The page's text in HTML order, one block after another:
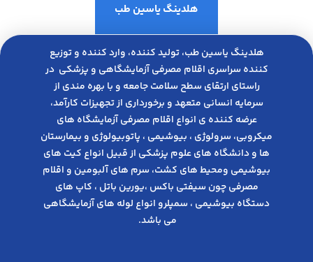
هلدینگ یاسین طب
هلدینگ یاسین طب، تولید کننده، وارد کننده و توزیع
کننده سراسری اقلام مصرفی آزمایشگاهی و پزشکی در
راﺳﺘﺎی ارﺗﻘﺎی ﺳﻄﺢ ﺳﻼﻣﺖ ﺟﺎﻣﻌﻪ و ﺑﺎ ﺑﻬﺮه ﻣﻨﺪی از
ﺳﺮﻣﺎﯾﻪ انسانی متعهد و ﺑﺮﺧﻮرداری از ﺗﺠﻬﯿﺰات ﮐﺎرآﻣﺪ،
عرضه کننده ی انواع اﻗﻼم مصرفی آزﻣﺎﯾﺸﮕﺎه های
میکروبی، ﺳﺮوﻟﻮژی ، ﺑﯿﻮﺷﯿﻤﯽ ، پاتوبیولوژی و بیمارستان
ها و دانشگاه های علوم پزشکی از قبیل انواع کیت های
بیوشیمی ومحیط های کشت، سرم های آلبومین و اقلام
مصرفی چون سیفتی باکس ،یورین باتل ، کاپ های
دستگاه بیوشیمی ، سمپلرو انواع لوله های آزمایشگاهی
می باشد.